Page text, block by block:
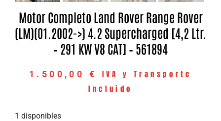
Motor Completo Land Rover Range Rover
(LM)(01.2002->) 4.2 Supercharged [4,2 Ltr.
– 291 KW V8 CAT] – 561894
1.500,00 €
IVA y Transporte
Incluido
1 disponibles